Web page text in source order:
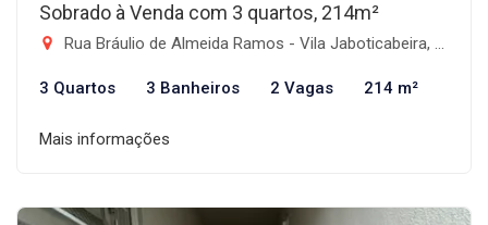
Sobrado à Venda com 3 quartos, 214m²
Rua Bráulio de Almeida Ramos - Vila Jaboticabeira, Taubaté-SP
3 Quartos 3 Banheiros 2 Vagas 214 m²
Mais informações